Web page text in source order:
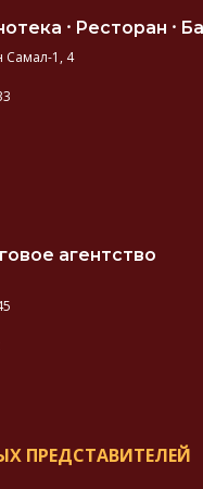
⸱ Ресторан ⸱
Самал-1, 4
агентство
ПРЕДСТАВИТЕЛЕЙ